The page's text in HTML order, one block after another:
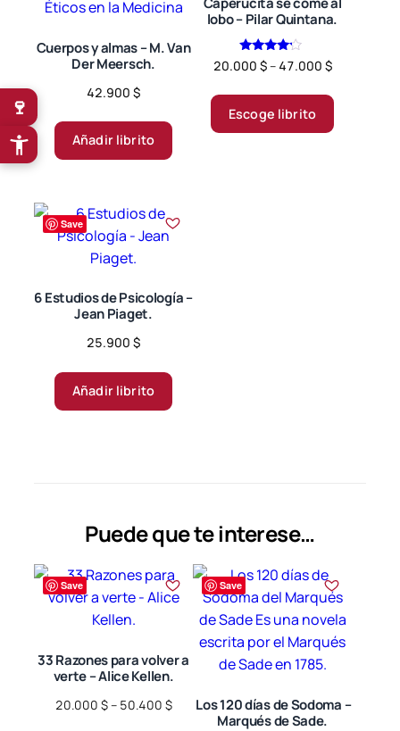
pueden
elegir
pueden
de
Cuerpos y almas – M. Van
Der Meersch.
42.900 $
Añadir librito
lobo – Pilar Quintana.
Valorado
en
de 5
20.000 $– 47.000 $Price
20.000 $
Escoge librito
Save
6 Estudios de Psicología –
Jean Piaget.
25.900 $
Añadir librito
Puede que te interese…
Save
33 Razones para volver a
verte – Alice Kellen.
20.000 $– 50.400 $Price
Save
Los 120 días de Sodoma –
Marqués de Sade.
🍷